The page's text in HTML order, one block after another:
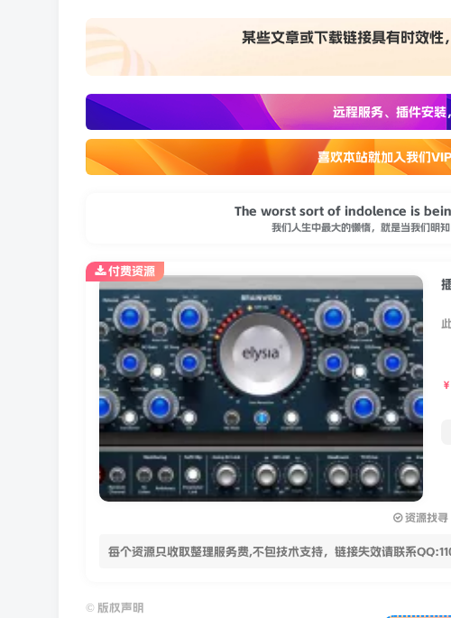
某些文章或下载链接具有时效
远程服务、插件安
喜欢本站就加入我们
The worst sort of indolence is
我们人生中最大的懒惰，就是当我们明
￥
资源找寻
每个资源只收取整理服务费,不包技术支持，链接失效请联系
付费资源
© 版权声明